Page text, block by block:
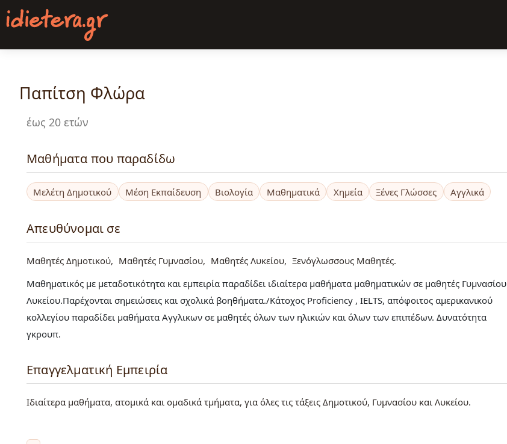
Παράκαμψη
προς
κυρίως
Παπίτση Φλώρα
έως 20 ετών
Μαθήματα που παραδίδω
Μελέτη Δημοτικού Μέση Εκπαίδευση Βιολογία Μαθηματικά Χημεία Ξένες Γλώσσες Αγγλικά
Απευθύνομαι σε
Μαθητές Δημοτικού Μαθητές Γυμνασίου Μαθητές Λυκείου
Ξενόγλωσσους Μαθητές
Μαθηματικός με μεταδοτικότητα και εμπειρία παραδίδει ιδιαίτερα μαθήματα μαθηματικών σε μαθητές Γυμνασίου
Λυκείου.Παρέχονται σημειώσεις και σχολικά βοηθήματα./Κάτοχος Proficiency , IELTS, απόφοιτος αμερικανικού
κολλεγίου παραδίδει μαθήματα Αγγλικων σε μαθητές όλων των ηλικιών και όλων των επιπέδων. Δυνατότητα
γκρουπ.
Επαγγελματική Εμπειρία
Ιδιαίτερα μαθήματα, ατομικά και ομαδικά τμήματα, για όλες τις τάξεις Δημοτικού, Γυμνασίου και Λυκείου.